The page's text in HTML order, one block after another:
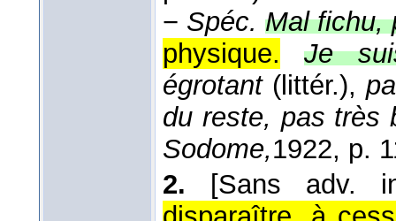
− Spéc. Mal fichu,
physique.
Je
égrotant(littér.),
du reste, pas très
Sodome,1922, p.
2.
[Sans adv.